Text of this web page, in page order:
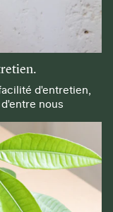
d'entretien,
nous